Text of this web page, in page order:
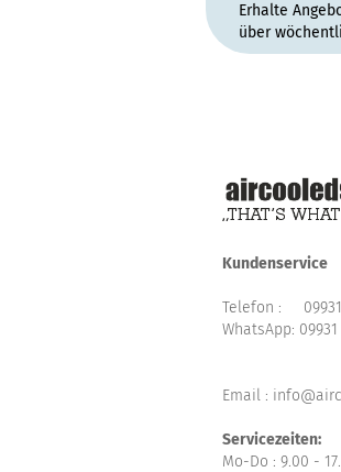
Erhalte
über
Kundenservice
Telefon :
WhatsApp:
Email :
Servicezeiten:
Mo-Do : 9.00 -